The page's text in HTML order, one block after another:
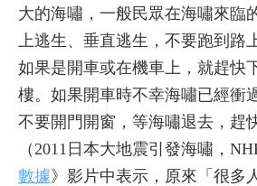
大的海嘯，一般民眾在海嘯來臨
上逃生、垂直逃生，不要跑到路
如果是開車或在機車上，就趕快
樓。如果開車時不幸海嘯已經衝
不要開門開窗，等海嘯退去，趕
（2011日本大地震引發海嘯，
數據》影片中表示，原來「很多